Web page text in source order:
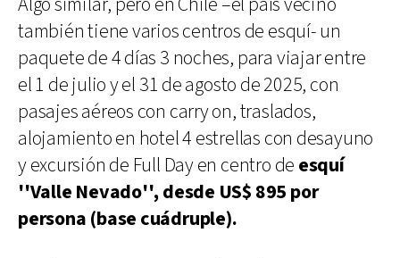
también tiene varios centros de esquí- un
paquete de 4 días 3 noches, para viajar entre
el 1 de julio y el 31 de agosto de 2025, con
pasajes aéreos con carry on, traslados,
alojamiento en hotel 4 estrellas con desayuno
y excursión de Full Day en centro de esquí
''Valle Nevado'', desde US$ 895 por
persona (base cuádruple).